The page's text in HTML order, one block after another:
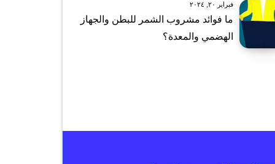
فبراير ٢٠, ٢٠٢٤
ما فوائد مشروب الشمر للبطن والجهاز
الهضمي والمعدة؟